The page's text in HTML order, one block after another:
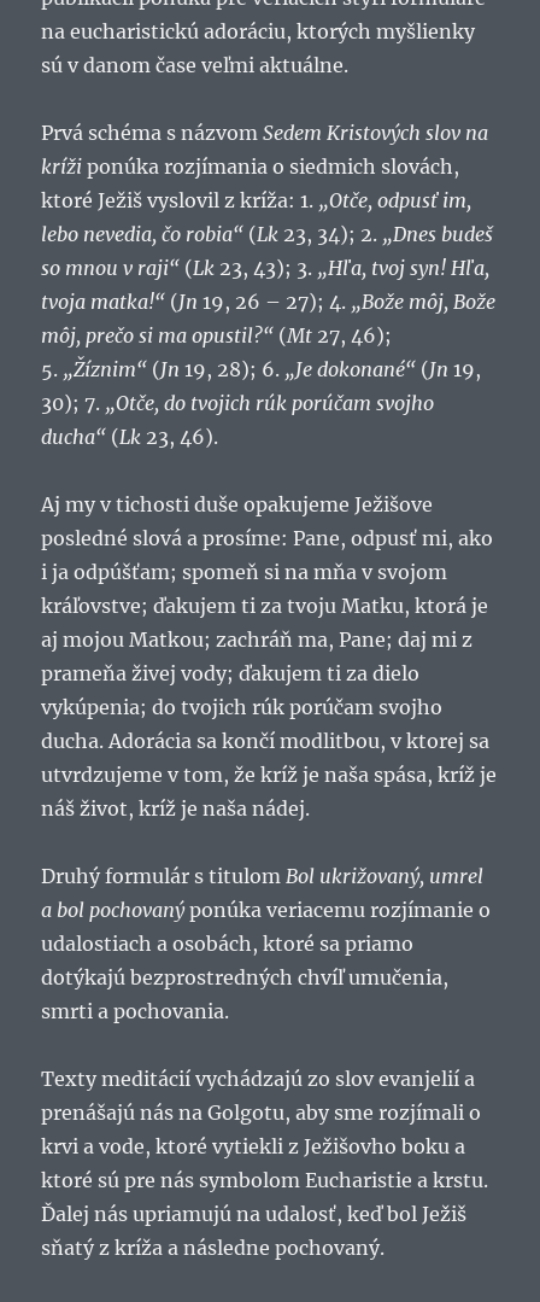
na eucharistickú adoráciu, ktorých myšlienky
sú v danom čase veľmi aktuálne.
Prvá schéma s názvomSedem Kristových slov na
kríži ponúka rozjímania o siedmich slovách,
ktoré Ježiš vyslovil z kríža: 1. „Otče, odpusť im,
lebo nevedia, čo robia“ (Lk 23, 34); 2. „Dnes budeš
so mnou v raji“ (Lk 23, 43); 3. „Hľa, tvoj syn! Hľa,
tvoja matka!“ (Jn19, 26 – 27); 4. „Bože môj, Bože
môj, prečo si ma opustil?“ (Mt 27, 46);
5. „Žíznim“ (Jn19, 28); 6. „Je dokonané“ (Jn19,
30); 7. „Otče, do tvojich rúk porúčam svojho
ducha“ (Lk 23, 46).
Aj my v tichosti duše opakujeme Ježišove
posledné slová a prosíme: Pane, odpusť mi, ako
i ja odpúšťam; spomeň si na mňa v svojom
kráľovstve; ďakujem ti za tvoju Matku, ktorá je
aj mojou Matkou; zachráň ma, Pane; daj mi z
prameňa živej vody; ďakujem ti za dielo
vykúpenia; do tvojich rúk porúčam svojho
ducha. Adorácia sa končí modlitbou, v ktorej sa
utvrdzujeme v tom, že kríž je naša spása, kríž je
náš život, kríž je naša nádej.
Druhý formulár s titulomBol ukrižovaný, umrel
a bol pochovanýponúka veriacemu rozjímanie o
udalostiach a osobách, ktoré sa priamo
dotýkajú bezprostredných chvíľ umučenia,
smrti a pochovania.
Texty meditácií vychádzajú zo slov evanjelií a
prenášajú nás na Golgotu, aby sme rozjímali o
krvi a vode, ktoré vytiekli z Ježišovho boku a
ktoré sú pre nás symbolom Eucharistie a krstu.
Ďalej nás upriamujú na udalosť, keď bol Ježiš
sňatý z kríža a následne pochovaný.